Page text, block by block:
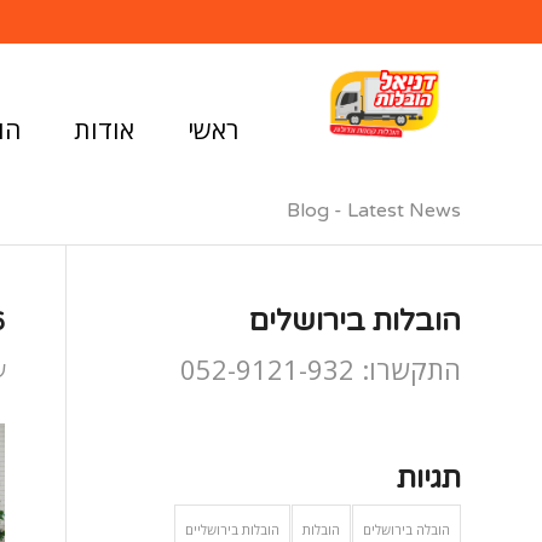
ראשי אודות
Blog - Latest News
הובלות בירושלים
התקשרו: 052-9121-932
תגיות
הובלה בירושלים הובלות הובלות בירושליים